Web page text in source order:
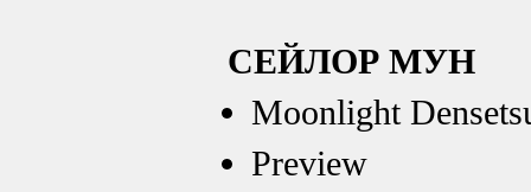
СЕЙЛОР МУН
Moonlight
Preview